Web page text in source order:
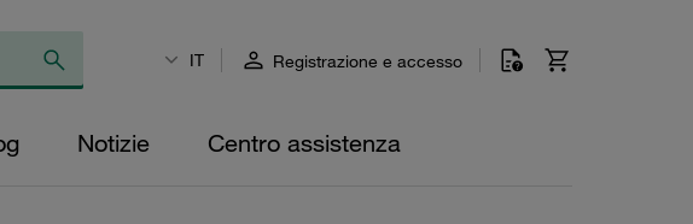
IT Registrazione e accesso
Notizie Centro assistenza